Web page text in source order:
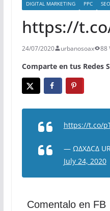
DIGITAL MARKETING PPC SEO
https://
24/07/2020 urbanosoax 88
Comparte en tus Redes
https://t.co/
— ΩΔXΔCΔ
July 24, 2020
Comentalo en FB